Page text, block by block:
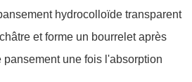
hydrocolloïde transparent
et forme un bourrelet après
une fois l'absorption